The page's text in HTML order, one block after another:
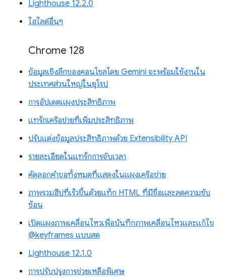
Lighthouse 12.2.0
ไฮไลต์อื่นๆ
Chrome 128
ข้อมูลเชิงลึกของคอนโซลโดย Gemini จะพร้อมใช้งานใน
ประเทศส่วนใหญ่ในยุโรป
การอัปเดตแผงประสิทธิภาพ
แทร็กเครือข่ายที่เพิ่มประสิทธิภาพ
ปรับแต่งข้อมูลประสิทธิภาพด้วย Extensibility API
รายละเอียดในแทร็กการจับเวลา
คัดลอกคำขอทั้งหมดที่แสดงในแผงเครือข่าย
ภาพรวมฮีปที่เร็วขึ้นด้วยแท็ก HTML ที่มีชื่อและลดความซับ
ซ้อน
เปิดแผงภาพเคลื่อนไหวเพื่อบันทึกภาพเคลื่อนไหวและแก้ไข
@keyframes แบบสด
Lighthouse 12.1.0
การปรับปรุงการช่วยเหลือพิเศษ